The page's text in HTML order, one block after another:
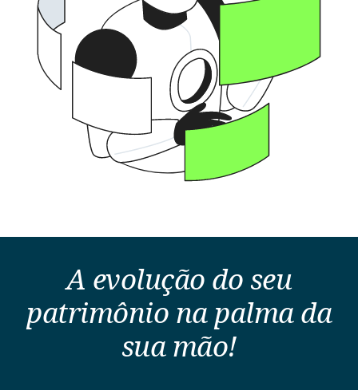
A evolução do seu
patrimônio na palma da
sua mão!